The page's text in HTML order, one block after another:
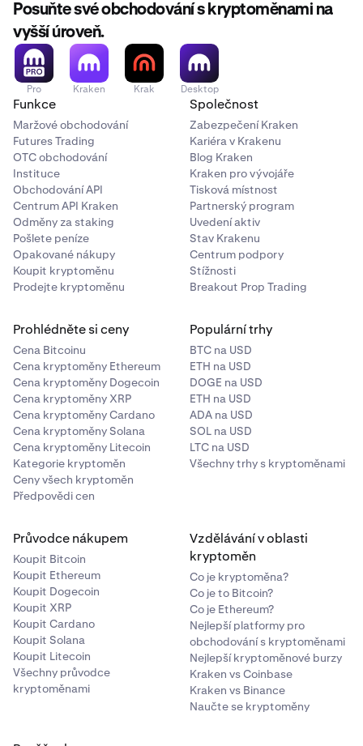
• Přidání nebo změna hlavního klíče
• Přidání nebo změna veřejného klíče PGP
• Přidání nebo změna API klíčů
protože je aktivní GSL, požádá o odemčení vašich
nastavení.
Ihned obdržíte e-mailové oznámení o žádosti o
odemčení a máte sedm dní na to, abyste se přihlásili,
znovu uzamkli GSL a kontaktovali podporu Kraken.
Posuňte své obchodování s kryptoměnami na
vyšší úroveň.
Pro Kraken Krak Desktop
Funkce
Maržové obchodování
Futures Trading
OTC obchodování
Instituce
Obchodování API
Centrum API Kraken
Odměny za staking
Pošlete peníze
Opakované nákupy
Koupit kryptoměnu
Prodejte kryptoměnu
Společnost
Zabezpečení Kraken
Kariéra v Krakenu
Blog Kraken
Kraken pro vývojáře
Tisková místnost
Partnerský program
Uvedení aktiv
Stav Krakenu
Centrum podpory
Stížnosti
Breakout Prop Trading
Prohlédněte si ceny
Cena Bitcoinu
Cena kryptoměny Ethereum
Cena kryptoměny Dogecoin
Cena kryptoměny XRP
Cena kryptoměny Cardano
Cena kryptoměny Solana
Cena kryptoměny Litecoin
Kategorie kryptoměn
Ceny všech kryptoměn
Předpovědi cen
Populární trhy
BTC na USD
ETH na USD
DOGE na USD
ETH na USD
ADA na USD
SOL na USD
LTC na USD
Všechny trhy s kryptoměnami
Průvodce nákupem
Koupit Bitcoin
Koupit Ethereum
Koupit Dogecoin
Koupit XRP
Koupit Cardano
Koupit Solana
Koupit Litecoin
Všechny průvodce
kryptoměnami
Vzdělávání v oblasti
kryptoměn
Co je kryptoměna?
Co je to Bitcoin?
Co je Ethereum?
Nejlepší platformy pro
obchodování s kryptoměnami
Nejlepší kryptoměnové burzy
Kraken vs Coinbase
Kraken vs Binance
Naučte se kryptoměny